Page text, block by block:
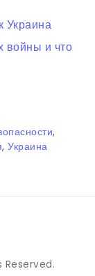
Украина
войны и что
,
, Украина
Reserved.